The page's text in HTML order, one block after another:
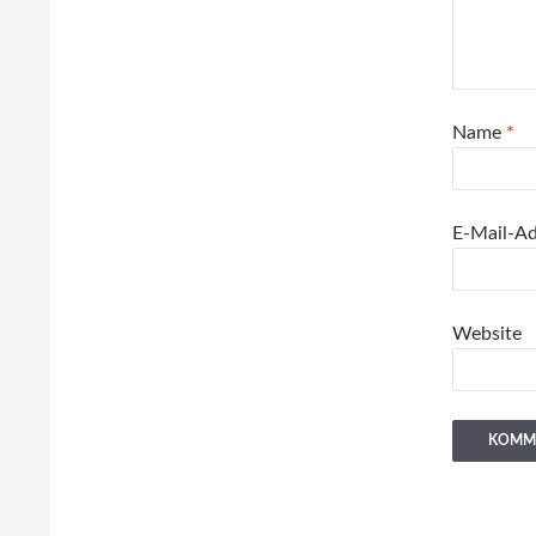
Name *
E-Mail-
Website